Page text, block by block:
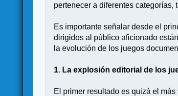
pertenecer a diferentes categorías,
Es importante señalar desde el
dirigidos al público aficionado
la evolución de los juegos
1. La explosión editorial de los
El primer resultado es quizá el